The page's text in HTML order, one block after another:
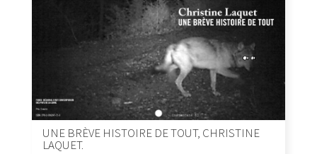
UNE BRÈVE HISTOIRE DE TOUT, CHRISTINE
LAQUET.